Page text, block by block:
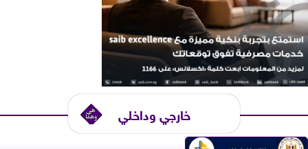
خارجي وداخلي